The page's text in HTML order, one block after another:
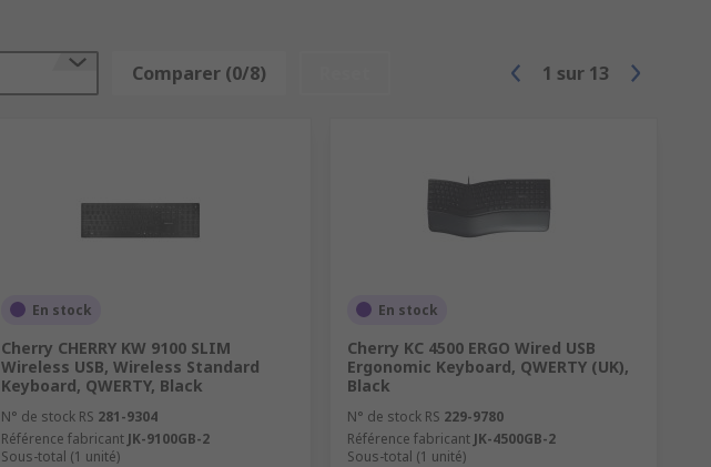
Comparer (0/8) 1 sur 13
En stock
Cherry CHERRY KW 9100 SLIM
Wireless USB, Wireless Standard
Keyboard, QWERTY, Black
N° de stock RS 281-9304
Référence fabricant JK-9100GB-2
Sous-total (1 unité)
En stock
Cherry KC 4500 ERGO Wired USB
Ergonomic Keyboard, QWERTY (UK),
Black
N° de stock RS 229-9780
Référence fabricant JK-4500GB-2
Sous-total (1 unité)